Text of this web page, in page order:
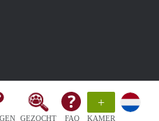
GEZOCHT FAQ
+
KAMER